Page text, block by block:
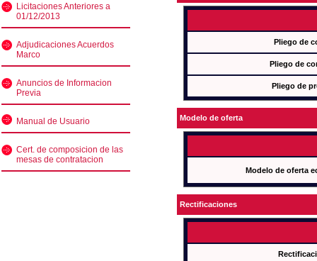
Licitaciones Anteriores a
01/12/2013
Adjudicaciones Acuerdos
Marco
Anuncios de Informacion
Previa
Manual de Usuario
Cert. de composicion de las
mesas de contratacion
Pliego de
Pliego de
Pliego de
Modelo de oferta
Modelo de oferta
Rectificaciones